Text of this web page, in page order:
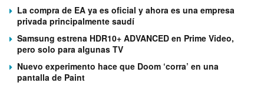
La compra de EA ya es oficial y ahora es una empresa
privada principalmente saudí
Samsung estrena HDR10+ ADVANCED en Prime Video,
pero solo para algunas TV
Nuevo experimento hace que Doom ‘corra’ en una
pantalla de Paint